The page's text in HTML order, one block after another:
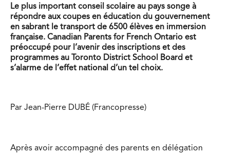
Le plus important conseil scolaire au pays songe à
répondre aux coupes en éducation du gouvernement
en sabrant le transport de 6500 élèves en immersion
française. Canadian Parents for French Ontario est
préoccupé pour l’avenir des inscriptions et des
programmes au Toronto District School Board et
s’alarme de l’effet national d’un tel choix.
Par Jean-Pierre DUBÉ (Francopresse)
Après avoir accompagné des parents en délégation